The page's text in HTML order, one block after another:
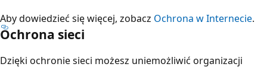
Aby dowiedzieć się więcej, zobacz Ochrona w Internecie.
Ochrona sieci
Dzięki ochronie sieci możesz uniemożliwić organizacji